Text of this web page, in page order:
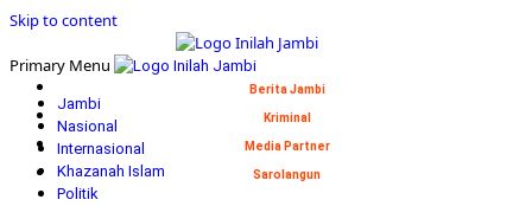
Skip to content
Primary Menu
Jambi
Nasional
Internasional
Khazanah Islam
Politik
Berita Jambi
Kriminal
Media Partner
Sarolangun